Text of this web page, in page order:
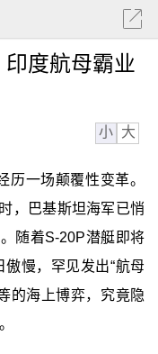
度航母霸业
小 大
历一场颠覆性变革。
，巴基斯坦海军已悄
随着S-20P潜艇即将
慢，罕见发出“航母
的海上博弈，究竟隐